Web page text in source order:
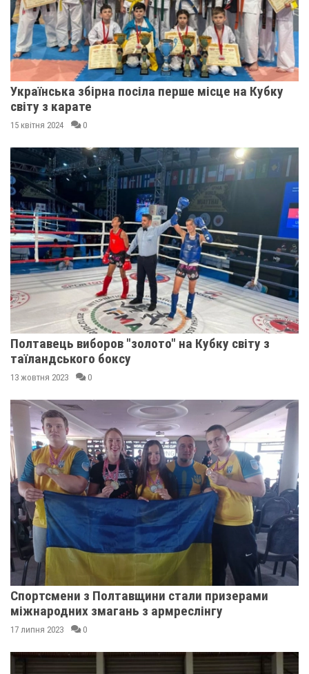
Українська збірна посіла перше місце на Кубку
світу з карате
15 квітня 2024 0
Полтавець виборов "золото" на Кубку світу з
таїландського боксу
13 жовтня 2023 0
Спортсмени з Полтавщини стали призерами
міжнародних змагань з армреслінгу
17 липня 2023 0